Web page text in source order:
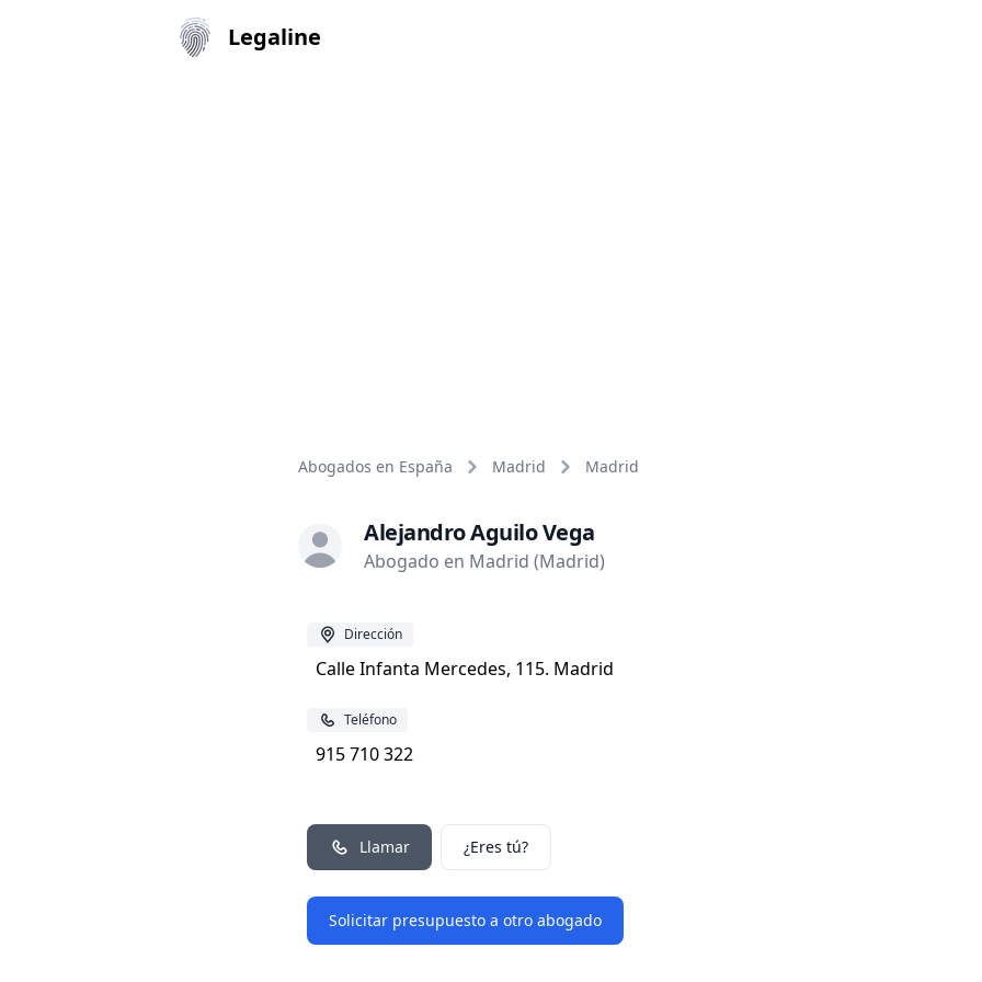
Legaline
Abogados en España Madrid Madrid
Alejandro Aguilo Vega
Abogado en Madrid (Madrid)
Dirección
Calle Infanta Mercedes, 115. Madrid
Teléfono
915 710 322
Llamar ¿Eres tú?
Solicitar presupuesto a otro abogado